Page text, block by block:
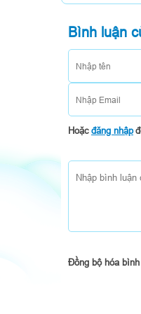
Bình luận
Hoặcđăng nhập
Đồng bộ hóa